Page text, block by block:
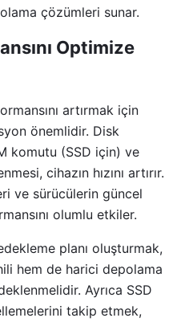
çözümleri sunar.
Optimize
artırmak için
önemlidir. Disk
komutu (SSD için) ve
cihazın hızını artırır.
ve sürücülerin güncel
olumlu etkiler.
planı oluşturmak,
hem de harici depolama
Ayrıca SSD
takip etmek,